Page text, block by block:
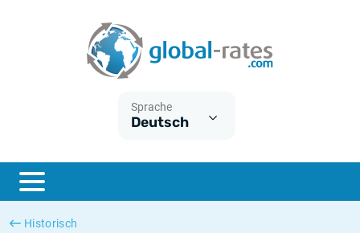
Sprache
Deutsch
Historisch
ESTER
SONIA
Was ist die VPI-Inflation?
Was ist die HVPI-Inflation?
Deutsche inflation
Europäische inflation
Historische Euribor-Sätze
Historische ESTER-Sätze
Historische SOFR-Sätze
Historische SONIA-Sätze
Inflationsrechner